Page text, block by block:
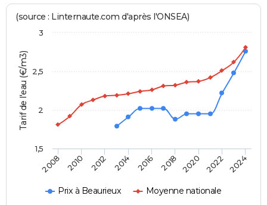
Tarif de l'eau (€/m3)
(source : Linternaute.com d'après l'ONSEA)
Prix à Beaurieux Moyenne nationale
2008 2010 2012 2014 2016 2018 2020 2022 2024
1,5
2
2,5
3